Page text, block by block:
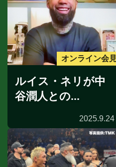
オンライン会
ルイス・ネリが中
谷潤人との...
2025.9.24